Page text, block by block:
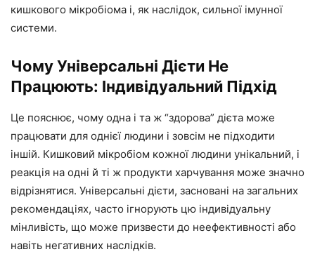
кишкового мікробіома і, як наслідок, сильної імунної
системи.
Чому Універсальні Дієти Не
Працюють: Індивідуальний Підхід
Це пояснює, чому одна і та ж “здорова” дієта може
працювати для однієї людини і зовсім не підходити
іншій. Кишковий мікробіом кожної людини унікальний, і
реакція на одні й ті ж продукти харчування може значно
відрізнятися. Універсальні дієти, засновані на загальних
рекомендаціях, часто ігнорують цю індивідуальну
мінливість, що може призвести до неефективності або
навіть негативних наслідків.